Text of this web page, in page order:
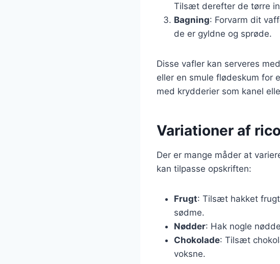
Tilsæt derefter de tørre
Bagning: Forvarm dit
de er gyldne og sprøde.
Disse vafler kan serveres
eller en smule flødeskum for
med krydderier som kanel
Variationer af
Der er mange måder at
kan tilpasse opskriften:
Frugt: Tilsæt hakket
sødme.
Nødder: Hak nogle
Chokolade: Tilsæt
voksne.